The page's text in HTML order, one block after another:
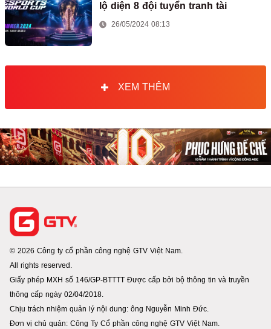
lộ diện 8 đội tuyển tranh tài
26/05/2024 08:13
XEM THÊM
© 2026 Công ty cổ phần công nghệ GTV Việt Nam.
All rights reserved.
Giấy phép MXH số 146/GP-BTTTT Được cấp bởi bộ thông tin và truyền
thông cấp ngày 02/04/2018.
Chịu trách nhiệm quản lý nội dung: ông Nguyễn Minh Đức.
Đơn vị chủ quản: Công Ty Cổ phần công nghệ GTV Việt Nam.